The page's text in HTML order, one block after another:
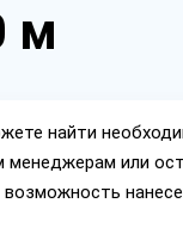
м
найти
менеджерам или